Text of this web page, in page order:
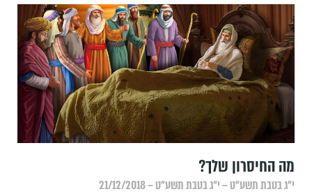
מה החיסרון שלך?
י״ג בטבת תשע״ט – י״ג בטבת תשע״ט – 21/12/2018